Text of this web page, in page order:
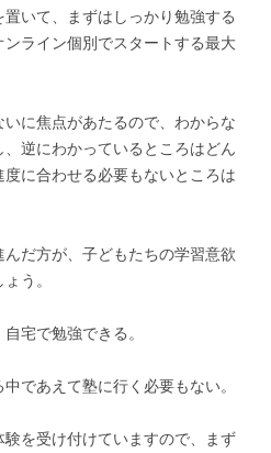
いて、まずはしっかり勉強する
ライン個別でスタートする最大
に焦点があたるので、わからな
逆にわかっているところはどん
に合わせる必要もないところは
だ方が、子どもたちの学習意欲
う。
宅で勉強できる。
であえて塾に行く必要もない。
を受け付けていますので、まず